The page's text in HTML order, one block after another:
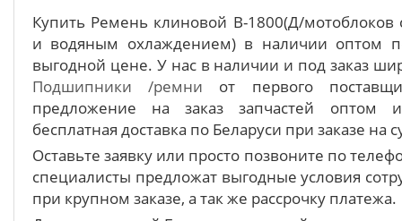
Купить Ремень клиновой B-1800(Д/мотоблоков
и водяным охлаждением) в наличии оптом
выгодной цене. У нас в наличии и под заказ
Подшипники /ремни от первого
предложение на заказ запчастей оптом
бесплатная доставка по Беларуси при заказе на
Оставьте заявку или просто позвоните по
специалисты предложат выгодные условия
при крупном заказе, а так же рассрочку платежа.